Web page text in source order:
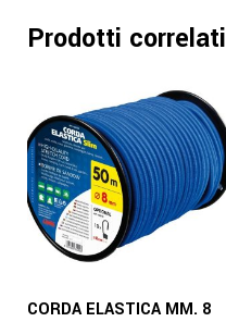
Prodotti correlati
CORDA ELASTICA MM. 8